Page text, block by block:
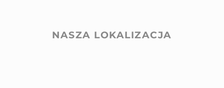
NASZA LOKALIZACJA